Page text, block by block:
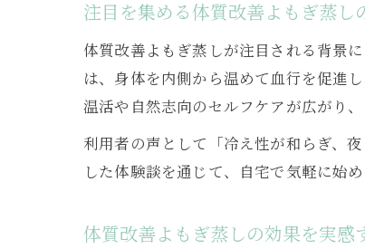
注目を集める体質改善よもぎ蒸し
体質改善よもぎ蒸しが注目される背景
は、身体を内側から温めて血行を促進
温活や自然志向のセルフケアが広がり
利用者の声として「冷え性が和らぎ、
した体験談を通じて、自宅で気軽に始
体質改善よもぎ蒸しの効果を実感